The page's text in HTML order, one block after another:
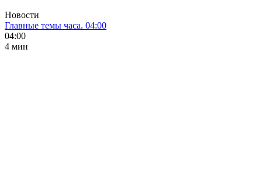
Новости
Главные темы часа. 04:00
04:00
4 мин